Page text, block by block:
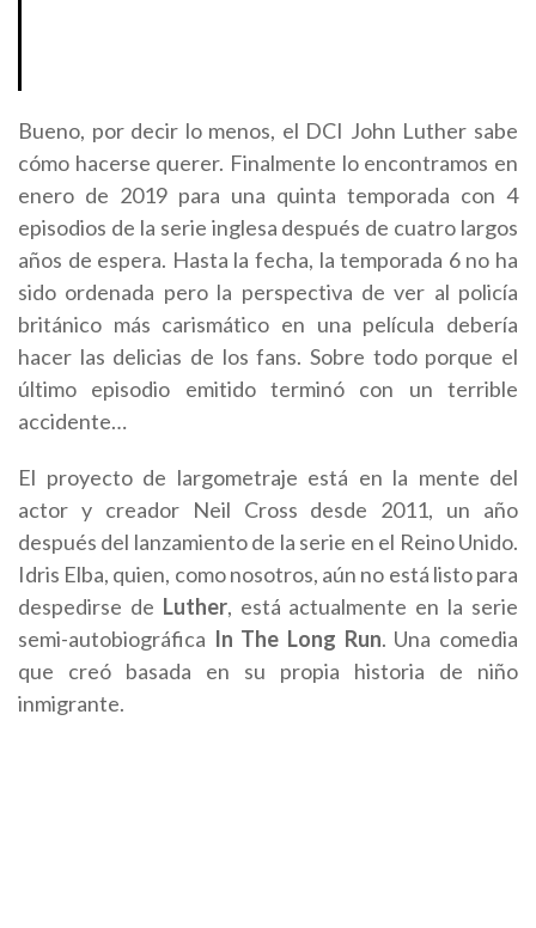
Bueno, por decir lo menos, el DCI John Luther sabe
cómo hacerse querer. Finalmente lo encontramos en
enero de 2019 para una quinta temporada con 4
episodios de la serie inglesa después de cuatro largos
años de espera. Hasta la fecha, la temporada 6 no ha
sido ordenada pero la perspectiva de ver al policía
británico más carismático en una película debería
hacer las delicias de los fans. Sobre todo porque el
último episodio emitido terminó con un terrible
accidente…
El proyecto de largometraje está en la mente del
actor y creador Neil Cross desde 2011, un año
después del lanzamiento de la serie en el Reino Unido.
Idris Elba, quien, como nosotros, aún no está listo para
despedirse de Luther, está actualmente en la serie
semi-autobiográfica In The Long Run. Una comedia
que creó basada en su propia historia de niño
inmigrante.